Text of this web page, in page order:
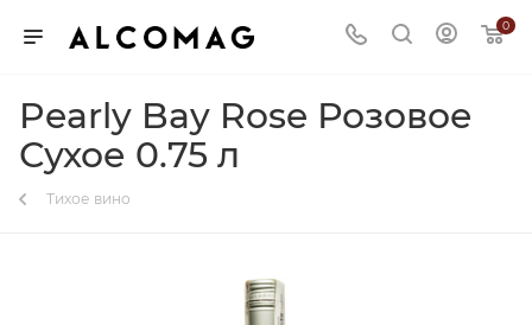
0
Pearly Bay Rose Розовое
Сухое 0.75 л
Тихое вино